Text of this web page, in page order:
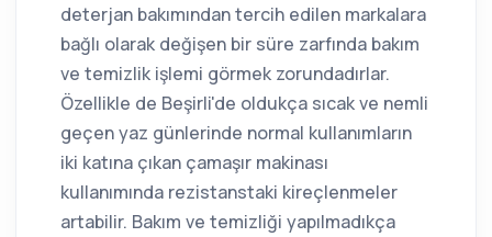
deterjan bakımından tercih edilen markalara
bağlı olarak değişen bir süre zarfında bakım
ve temizlik işlemi görmek zorundadırlar.
Özellikle de Beşirli'de oldukça sıcak ve nemli
geçen yaz günlerinde normal kullanımların
iki katına çıkan çamaşır makinası
kullanımında rezistanstaki kireçlenmeler
artabilir. Bakım ve temizliği yapılmadıkça